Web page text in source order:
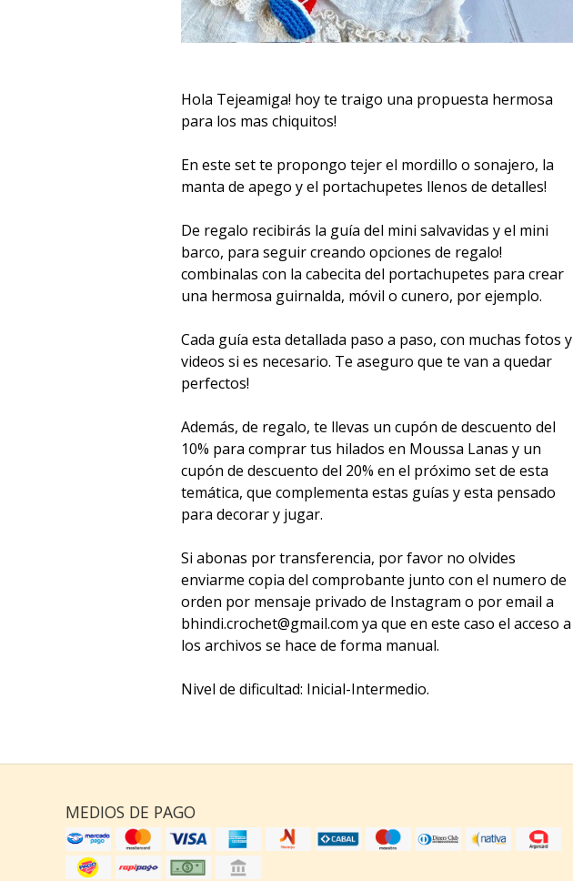
Hola Tejeamiga! hoy te traigo una propuesta hermosa
para los mas chiquitos!
En este set te propongo tejer el mordillo o sonajero, la
manta de apego y el portachupetes llenos de detalles!
De regalo recibirás la guía del mini salvavidas y el mini
barco, para seguir creando opciones de regalo!
combinalas con la cabecita del portachupetes para crear
una hermosa guirnalda, móvil o cunero, por ejemplo.
Cada guía esta detallada paso a paso, con muchas fotos y
videos si es necesario. Te aseguro que te van a quedar
perfectos!
Además, de regalo, te llevas un cupón de descuento del
10% para comprar tus hilados en Moussa Lanas y un
cupón de descuento del 20% en el próximo set de esta
temática, que complementa estas guías y esta pensado
para decorar y jugar.
Si abonas por transferencia, por favor no olvides
enviarme copia del comprobante junto con el numero de
orden por mensaje privado de Instagram o por email a
bhindi.crochet@gmail.com ya que en este caso el acceso a
los archivos se hace de forma manual.
Nivel de dificultad: Inicial-Intermedio.
MEDIOS DE PAGO